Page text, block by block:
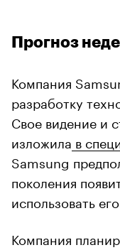
Прогноз
Компания
разработку
Свое видение и
изложила в
Samsung
поколения
использовать
Компания